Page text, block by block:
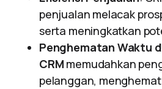
penjualan melacak
serta meningkatkan
Penghematan Waktu
CRM memudahkan
pelanggan,